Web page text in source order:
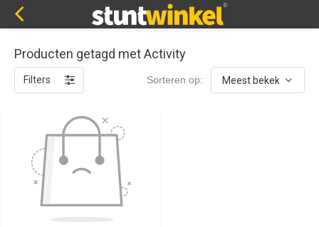
Producten getagd met Activity
Filters Sorteren op: